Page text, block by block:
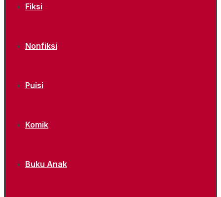
Fiksi
Nonfiksi
Puisi
Komik
Buku Anak